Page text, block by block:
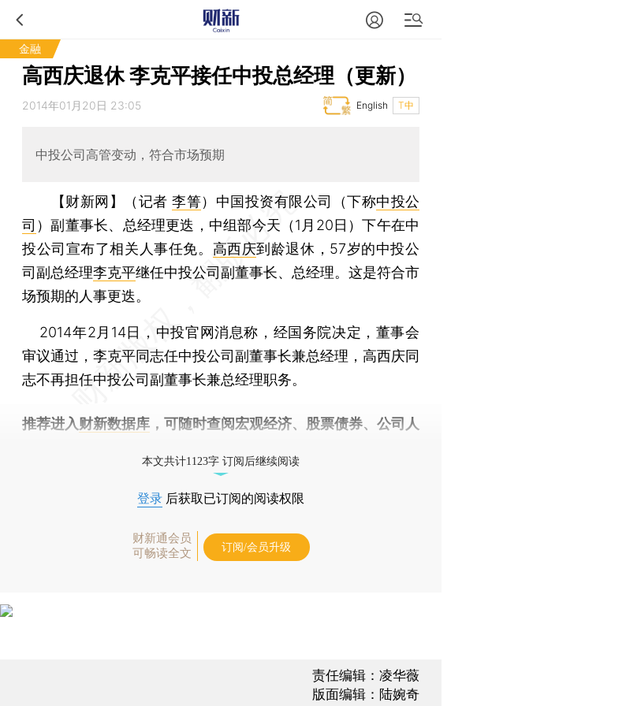
金融
高西庆退休 李克平接任中投总经理（更新）
2014年01月20日 23:05 T中
English
中投公司高管变动，符合市场预期
【财新网】（记者李箐） 中国投资有限公司（下称中投公
司 ）副董事长、总经理更迭，中组部今天（1月20日）下午在中
投公司宣布了相关人事任免。 高西庆到龄退休，57岁的中投公
司副总经理李克平继任中投公司副董事长、总经理。这是符合市
场预期的人事更迭。
2014年2月14日，中投官网消息称，经国务院决定，董事会
审议通过，李克平同志任中投公司副董事长兼总经理，高西庆同
志不再担任中投公司副董事长兼总经理职务。
推荐进入财新数据库 ，可随时查阅宏观经济、股票债券、公司人
本文共计1123字 订阅后继续阅读
登录 后获取已订阅的阅读权限
财新通会员
可畅读全文
订阅/会员升级
责任编辑：凌华薇
版面编辑：陆婉奇